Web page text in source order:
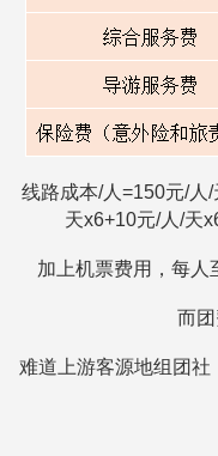
线路成本/人=150元/人
天x6+10元/人/天
加上机票费用，每人
而
难道上游客源地组团